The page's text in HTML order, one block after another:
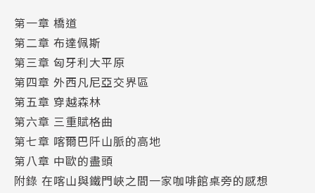
近郊，騎著好馬「馬列克」，穿梭匈牙利的農田，路途
上他遇到一群慵懶又機靈的吉普賽人，一面擔心自己的
座騎會不會被「料理」，又忍不住探索吉普賽人的語言
與起源之謎。他還攀上喀爾巴阡山巔，在迷霧中閃躲陡
峭的岩石，小心翼翼踩著布著薊草的碎石灘，在整個下
午失去方向感後，居然又「平安」回到前一晚接待他的
牧羊人家。他甚至露宿在阿達卡雷島的多瑙河畔，仰望
著夜晚的天空，思索住在島上土耳其人的前世今生，遙
想中世紀鄂圖曼帝國、十字軍、匈牙利王國與波蘭王國
第一章 橋道
第二章 布達佩斯
第三章 匈牙利大平原
第四章 外西凡尼亞交界區
第五章 穿越森林
第六章 三重賦格曲
第七章 喀爾巴阡山脈的高地
第八章 中歐的盡頭
附錄 在喀山與鐵門峽之間一家咖啡館桌旁的感想